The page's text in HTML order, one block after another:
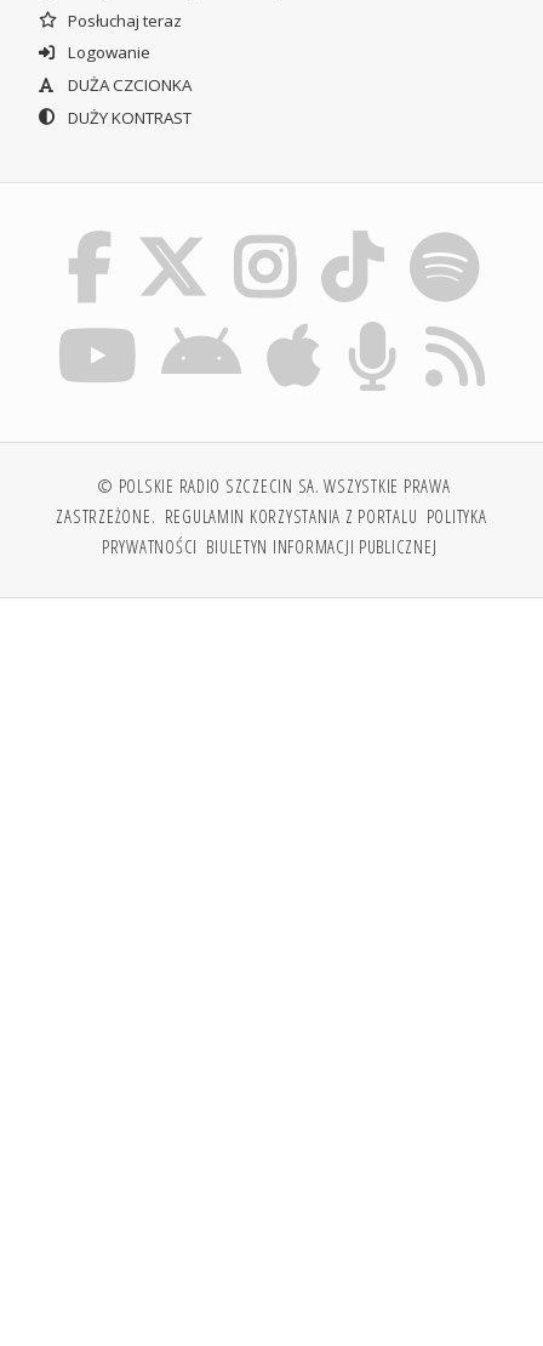
Posłuchaj teraz
Logowanie
DUŻA CZCIONKA
DUŻY KONTRAST
© POLSKIE RADIO SZCZECIN SA. WSZYSTKIE PRAWA
ZASTRZEŻONE. REGULAMIN KORZYSTANIA Z PORTALU POLITYKA
PRYWATNOŚCI BIULETYN INFORMACJI PUBLICZNEJ